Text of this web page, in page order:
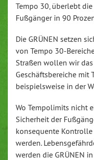
Tempo 30, überlebt
Fußgänger in 90
Die GRÜNEN setzen
von Tempo 30-
Straßen wollen wir
Geschäftsbereiche mit
beispielsweise in der
Wo Tempolimits nicht
Sicherheit der
konsequente
werden.
werden die GRÜNEN